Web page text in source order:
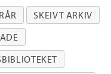
og
samlingenes
i form av
SKEIVT ARKIV